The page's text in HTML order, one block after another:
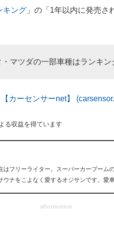
キング 」の「1年以内に発売
マツダの一部車種はランキン
カーセンサーnet】
る収益を得ています
はフリーライター。スーパーカーブーム
ナをこよなく愛するオジサンです。愛車
advertisement